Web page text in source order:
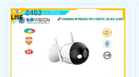
2403